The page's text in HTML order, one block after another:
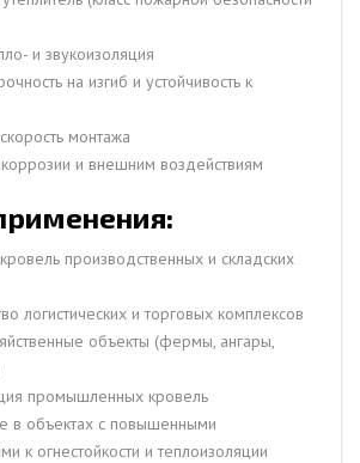
и звукоизоляция
на изгиб и устойчивость к
монтажа
коррозии и внешним воздействиям
производственных и складских
логистических и торговых комплексов
объекты (фермы, ангары,
промышленных кровель
в объектах с повышенными
к огнестойкости и теплоизоляции